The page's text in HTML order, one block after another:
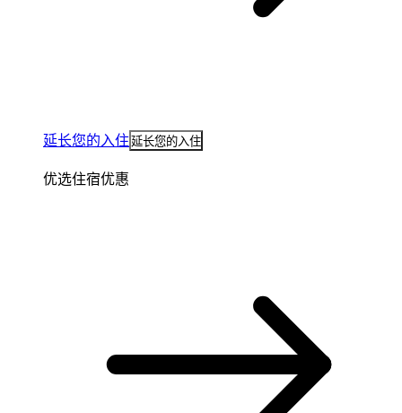
延长您的入住延长您的入住
优选住宿优惠